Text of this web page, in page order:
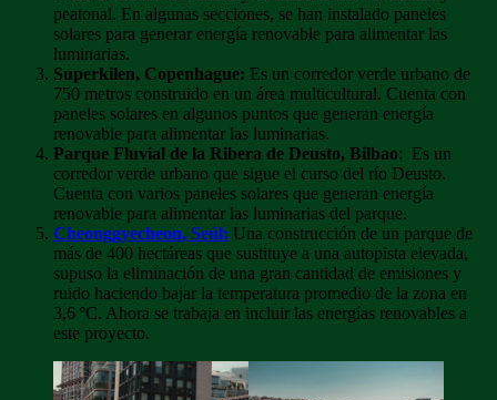
peatonal. En algunas secciones, se han instalado paneles
solares para generar energía renovable para alimentar las
luminarias.
Superkilen, Copenhague: Es un corredor verde urbano de
750 metros construido en un área multicultural. Cuenta con
paneles solares en algunos puntos que generan energía
renovable para alimentar las luminarias.
Parque Fluvial de la Ribera de Deusto, Bilbao: Es un
corredor verde urbano que sigue el curso del río Deusto.
Cuenta con varios paneles solares que generan energía
renovable para alimentar las luminarias del parque.
Cheonggyecheon, Seúl: Una construcción de un parque de
más de 400 hectáreas que sustituye a una autopista elevada,
supuso la eliminación de una gran cantidad de emisiones y
ruido haciendo bajar la temperatura promedio de la zona en
3,6 ºC. Ahora se trabaja en incluir las energías renovables a
este proyecto.